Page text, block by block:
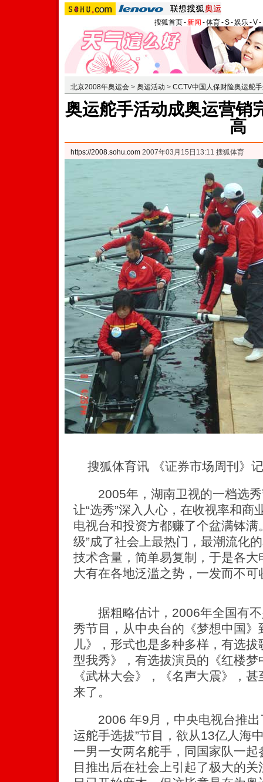
搜狐首页-新闻 -体育-S-娱乐-V-
北京2008年奥运会 > 奥运活动 > CCTV中国人保财险奥运舵
奥运舵手活动成奥运营销
高
https://2008.sohu.com 2007年03月15日13:11 搜狐体育
搜狐体育讯 《证券市场周刊》
2005年，湖南卫视的一档选
让“选秀”深入人心，在收视率和商
电视台和投资方都赚了个盆满钵满
级”成了社会上最热门，最潮流化
技术含量，简单易复制，于是各
大有在各地泛滥之势，一发而不可
据粗略估计，2006年全国有不
秀节目，从中央台的《梦想中国
儿》，形式也是多种多样，有选
型我秀》，有选拔演员的《红楼
《武林大会》，《名声大震》，
来了。
2006 年9月，中央电视台推出
运舵手选拔”节目，欲从13亿人海
一男一女两名舵手，同国家队一
目推出后在社会上引起了极大的